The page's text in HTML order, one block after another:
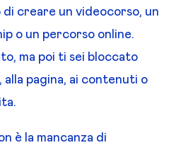
di creare un videocorso, un
o un percorso online.
ma poi ti sei bloccato
pagina, ai contenuti o
è la mancanza di